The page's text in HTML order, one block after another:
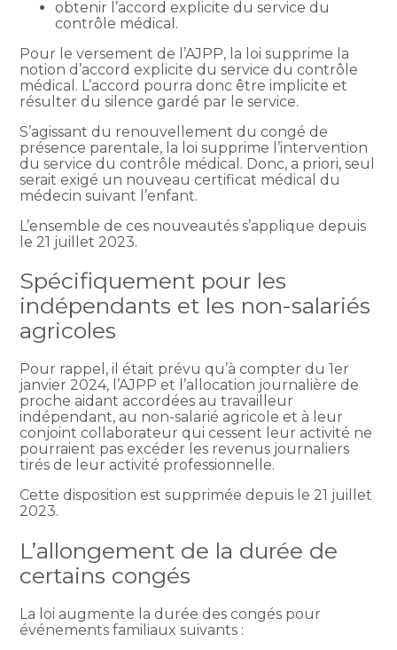
obtenir l’accord explicite du service du
contrôle médical.
Pour le versement de l’AJPP, la loi supprime la
notion d’accord explicite du service du contrôle
médical. L’accord pourra donc être implicite et
résulter du silence gardé par le service.
S’agissant du renouvellement du congé de
présence parentale, la loi supprime l’intervention
du service du contrôle médical. Donc, a priori, seul
serait exigé un nouveau certificat médical du
médecin suivant l’enfant.
L’ensemble de ces nouveautés s’applique depuis
le 21 juillet 2023.
Spécifiquement pour les
indépendants et les non-salariés
agricoles
Pour rappel, il était prévu qu’à compter du 1er
janvier 2024, l’AJPP et l’allocation journalière de
proche aidant accordées au travailleur
indépendant, au non-salarié agricole et à leur
conjoint collaborateur qui cessent leur activité ne
pourraient pas excéder les revenus journaliers
tirés de leur activité professionnelle.
Cette disposition est supprimée depuis le 21 juillet
2023.
L’allongement de la durée de
certains congés
La loi augmente la durée des congés pour
événements familiaux suivants :